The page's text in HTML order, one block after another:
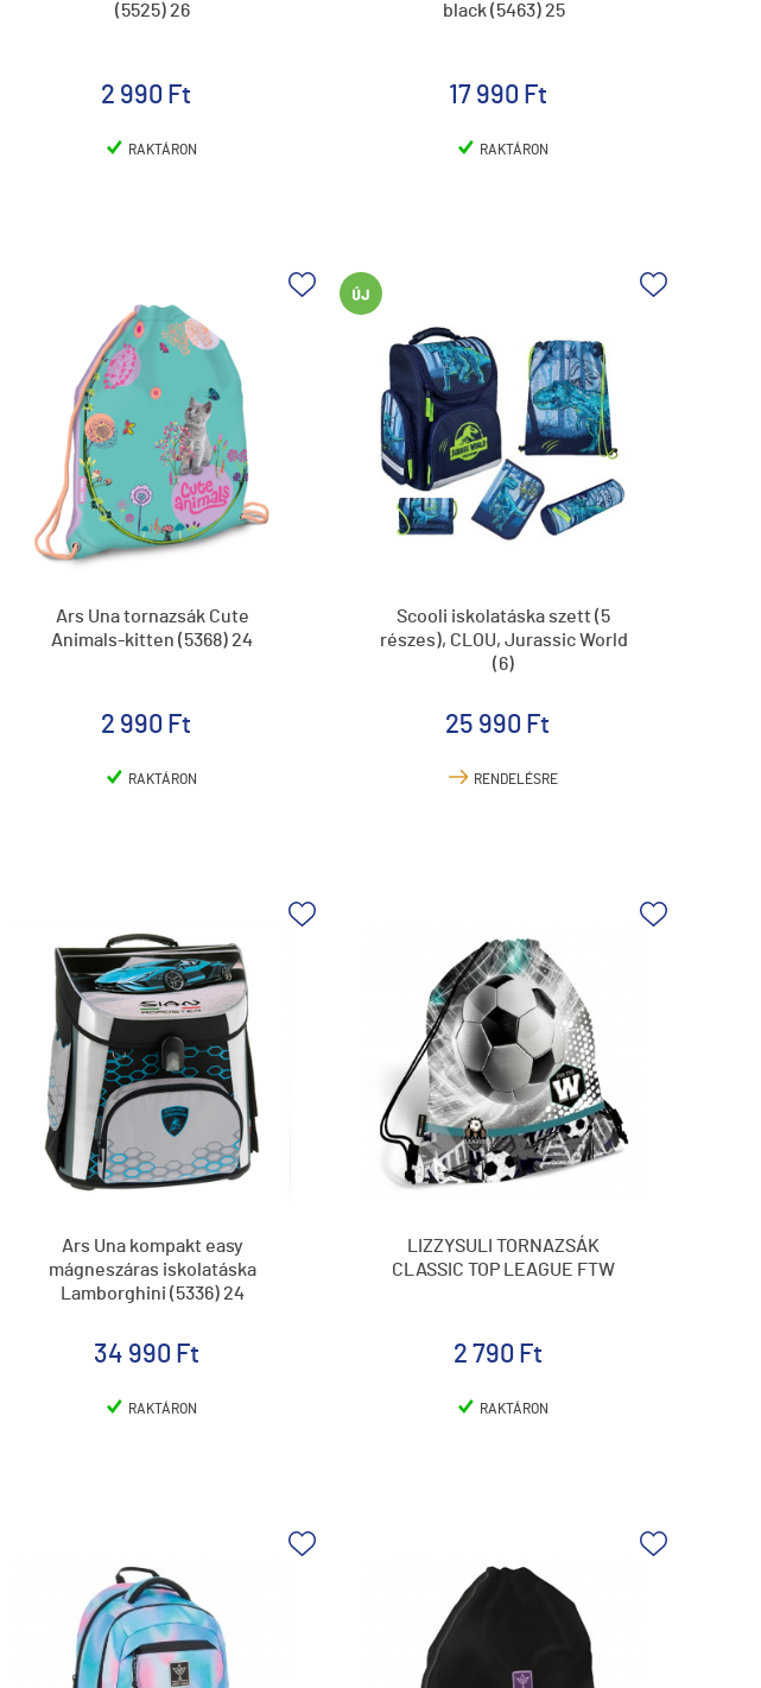
(5525) 26
2 990 Ft
RAKTÁRON
black (5463) 25
17 990 Ft
RAKTÁRON
Ars Una tornazsák Cute
Animals-kitten (5368) 24
2 990 Ft
RAKTÁRON
Scooli iskolatáska szett (5
részes), CLOU, Jurassic World
(6)
25 990 Ft
RENDELÉSRE
Ars Una kompakt easy
mágneszáras iskolatáska
Lamborghini (5336) 24
34 990 Ft
RAKTÁRON
LIZZYSULI TORNAZSÁK
CLASSIC TOP LEAGUE FTW
2 790 Ft
RAKTÁRON